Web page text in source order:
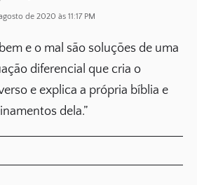
de 2020 às 11:17 PM
e o mal são soluções de uma
diferencial que cria o
e explica a própria bíblia e
dela.”